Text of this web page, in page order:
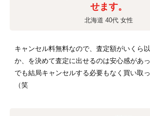
せます。
北海道 40代 女性
キャンセル料無料なので、査定額がいくら
か、を決めて査定に出せるのは安心感があっ
でも結局キャンセルする必要もなく買い取
（笑